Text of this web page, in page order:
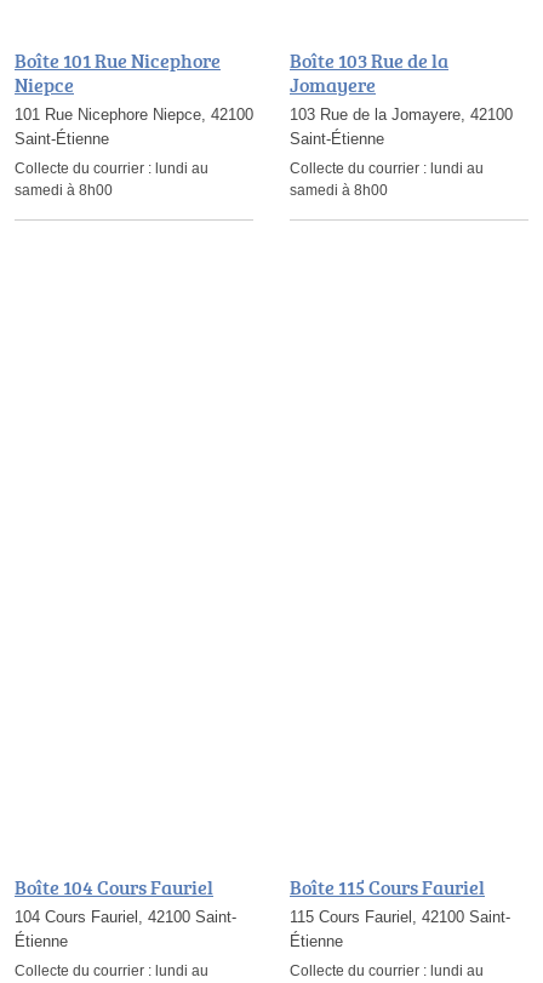
Boîte 101 Rue Nicephore
Niepce
101 Rue Nicephore Niepce, 42100
Saint-Étienne
Collecte du courrier : lundi au
samedi à 8h00
Boîte 103 Rue de la
Jomayere
103 Rue de la Jomayere, 42100
Saint-Étienne
Collecte du courrier : lundi au
samedi à 8h00
Boîte 104 Cours Fauriel
104 Cours Fauriel, 42100 Saint-
Étienne
Collecte du courrier : lundi au
Boîte 115 Cours Fauriel
115 Cours Fauriel, 42100 Saint-
Étienne
Collecte du courrier : lundi au